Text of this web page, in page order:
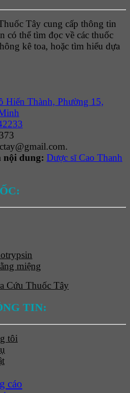
Tây cung cấp thông tin
có thể tìm đọc về các thuốc
kê toa, hoặc tìm hiểu dựa
Hiến Thành, Phường 15,
nội dung: Dược sĩ Cao Thanh
miệng
Cứu Thuốc Tây
TIN:
tôi
cáo